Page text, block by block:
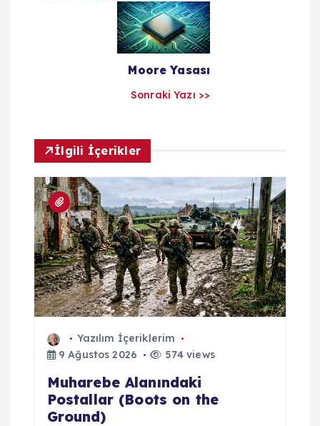
m
Moore Yasası
Sonraki Yazı >>
İlgili İçerikler
Yazılım İçeriklerim
9 Ağustos 2026
574 views
Muharebe Alanındaki
Postallar (Boots on the
Ground)